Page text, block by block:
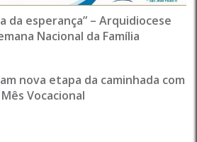
da esperança” – Arquidiocese
Nacional da Família
nova etapa da caminhada com
Vocacional